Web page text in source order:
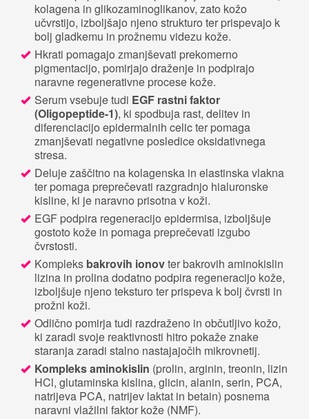
kolagena in glikozaminoglikanov, zato kožo
učvrstijo, izboljšajo njeno strukturo ter prispevajo k
bolj gladkemu in prožnemu videzu kože.
Hkrati pomagajo zmanjševati prekomerno
pigmentacijo, pomirjajo draženje in podpirajo
naravne regenerativne procese kože.
Serum vsebuje tudi EGF rastni faktor
(Oligopeptide-1), ki spodbuja rast, delitev in
diferenciacijo epidermalnih celic ter pomaga
zmanjševati negativne posledice oksidativnega
stresa.
Deluje zaščitno na kolagenska in elastinska vlakna
ter pomaga preprečevati razgradnjo hialuronske
kisline, ki je naravno prisotna v koži.
EGF podpira regeneracijo epidermisa, izboljšuje
gostoto kože in pomaga preprečevati izgubo
čvrstosti.
Kompleks bakrovih ionovter bakrovih aminokislin
lizina in prolina dodatno podpira regeneracijo kože,
izboljšuje njeno teksturo ter prispeva k bolj čvrsti in
prožni koži.
Odlično pomirja tudi razdraženo in občutljivo kožo,
ki zaradi svoje reaktivnosti hitro pokaže znake
staranja zaradi stalno nastajajočih mikrovnetij.
Kompleks aminokislin (prolin, arginin, treonin, lizin
HCl, glutaminska kislina, glicin, alanin, serin, PCA,
natrijeva PCA, natrijev laktat in betain) posnema
naravni vlažilni faktor kože (NMF).